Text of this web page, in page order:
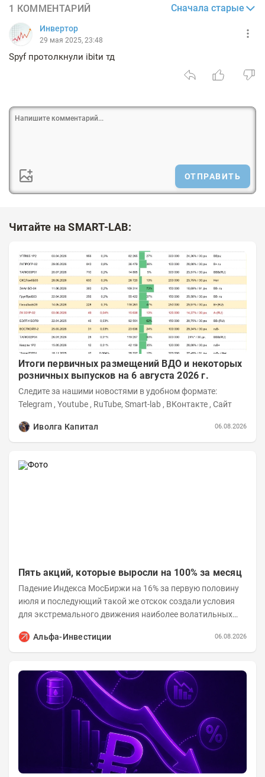
1 КОММЕНТАРИЙ Сначала старые
Инвертор
29 мая 2025, 23:48
Spyf протолкнули ibitи тд
ОТПРАВИТЬ
Читайте на SMART-LAB:
Итоги первичных размещений ВДО и некоторых
розничных выпусков на 6 августа 2026 г.
Следите за нашими новостями в удобном формате:
Telegram , Youtube , RuTube, Smart-lab , ВКонтакте , Сайт
Иволга Капитал 06.08.2026
Пять акций, которые выросли на 100% за месяц
Падение Индекса МосБиржи на 16% за первую половину
июля и последующий такой же отскок создали условия
для экстремального движения наиболее волатильных
Альфа-Инвестиции
06.08.2026